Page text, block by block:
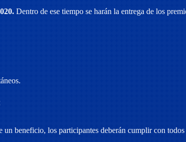
Dentro de ese tiempo se harán la entrega de los
beneficio, los participantes deberán cumplir con